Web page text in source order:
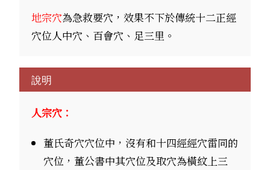
地宗穴為急救要穴，效果不下於傳統十二正經
穴位人中穴、百會穴、足三里。
說明
人宗穴：
董氏奇穴穴位中，沒有和十四經經穴雷同的
穴位，董公書中其穴位及取穴為橫紋上三